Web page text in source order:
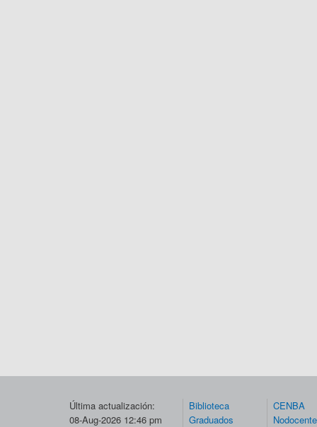
Última actualización:
08-Aug-2026 12:46 pm
Biblioteca
Graduados
CENBA